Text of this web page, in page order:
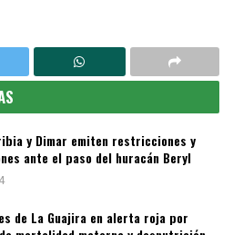
y Dimar emiten restricciones y
ante el paso del huracán Beryl
de La Guajira en alerta roja por